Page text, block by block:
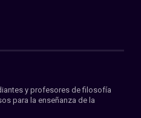
y profesores de filosofía
para la enseñanza de la